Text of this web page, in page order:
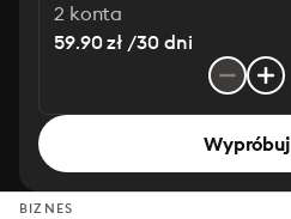
2 konta
59.90 zł /30 dni
Wypróbuj
BIZNES